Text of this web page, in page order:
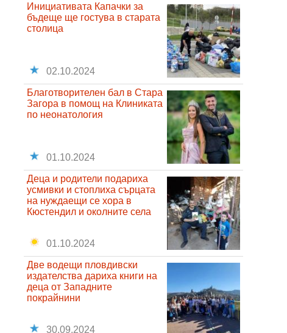
Инициативата Капачки за
бъдеще ще гостува в старата
столица
02.10.2024
Благотворителен бал в Стара
Загора в помощ на Клиниката
по неонатология
01.10.2024
Деца и родители подариха
усмивки и стоплиха сърцата
на нуждаещи се хора в
Кюстендил и околните села
01.10.2024
Две водещи пловдивски
издателства дариха книги на
деца от Западните
покрайнини
30.09.2024